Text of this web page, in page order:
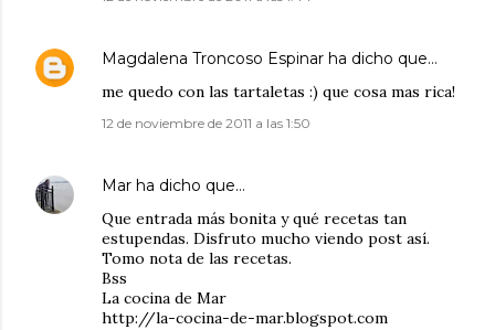
Magdalena Troncoso Espinar ha dicho que…
me quedo con las tartaletas :) que cosa mas rica!
12 de noviembre de 2011 a las 1:50
Mar ha dicho que…
Que entrada más bonita y qué recetas tan
estupendas. Disfruto mucho viendo post así.
Tomo nota de las recetas.
Bss
La cocina de Mar
http://la-cocina-de-mar.blogspot.com